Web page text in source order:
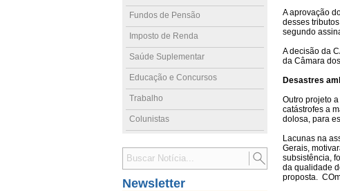
Fundos de Pensão
Imposto de Renda
Saúde Suplementar
Educação e Concursos
Trabalho
Colunistas
Newsletter
A aprovação
desses
segundo
A decisão da
da Câmara
Desastres
Outro projeto
catástrofes a
dolosa, para
Lacunas na
Gerais,
subsistência,
da qualidade
proposta.